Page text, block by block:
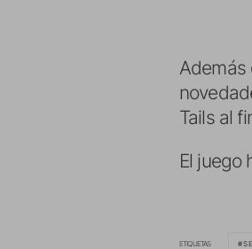
Además
Tails al
El juego
ETIQUETAS